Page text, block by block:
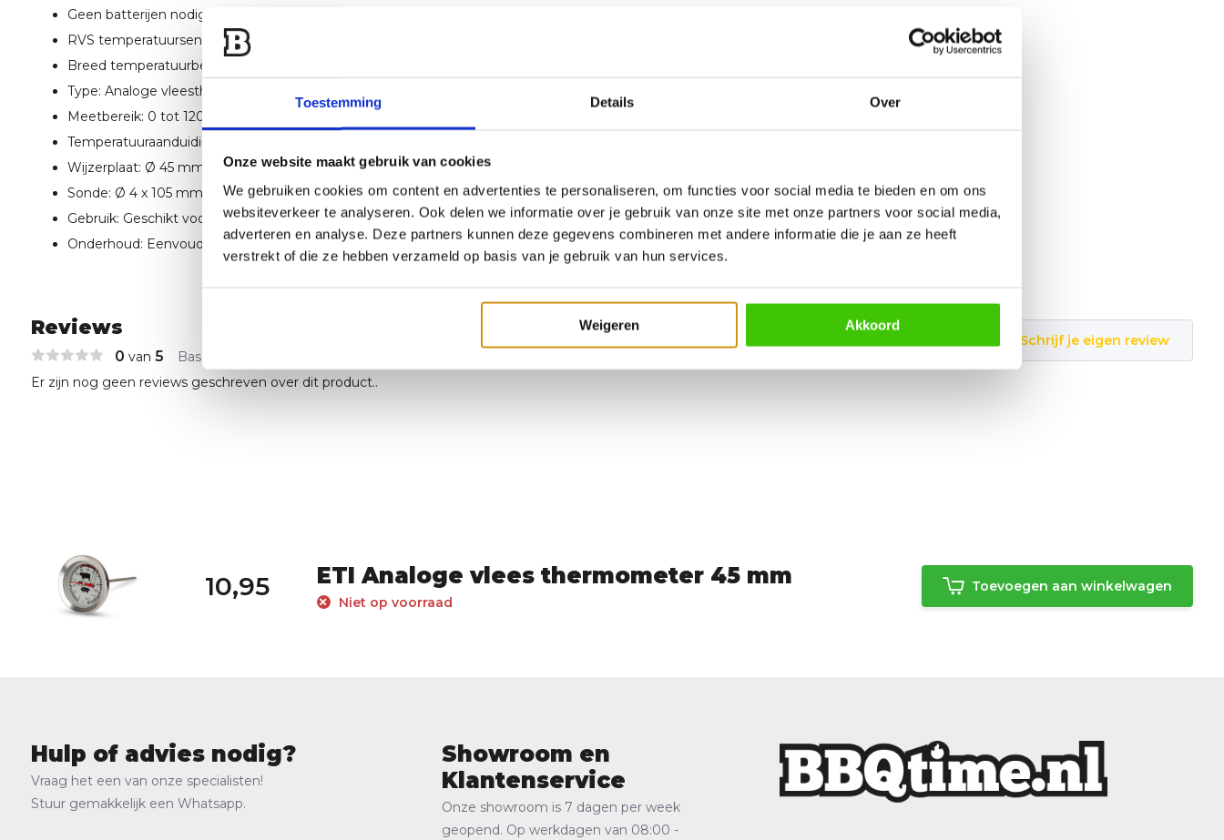
Toestemming Details Over
Onze website maakt gebruik van cookies
We gebruiken cookies om content en advertenties te personaliseren, om functies voor social media te bieden en om ons
websiteverkeer te analyseren. Ook delen we informatie over je gebruik van onze site met onze partners voor social media,
adverteren en analyse. Deze partners kunnen deze gegevens combineren met andere informatie die je aan ze heeft
verstrekt of die ze hebben verzameld op basis van je gebruik van hun services.
Weigeren Akkoord
Geen batterijen nodig – Direct gebruiksklaar, altijd betrouwbaar.
RVS temperatuursensor – Duurzaam, voedselveilig en eenvoudig te reinigen.
Breed temperatuurbereik – Meet temperaturen tussen 0 en 120 °C.
Type: Analoge vleesthermometer
Meetbereik: 0 tot 120 °C
Temperatuuraanduiding: Celsius
Wijzerplaat: Ø 45 mm, goed leesbare schaalverdeling
Sonde: Ø 4 x 105 mm roestvrijstalen sensor
Gebruik: Geschikt voor vlees, gevogelte en braadstukken
Onderhoud: Eenvoudig af te spoelen en schoon te maken
Reviews
0 van 5 Based on 0 reviews
Schrijf je eigen review
Er zijn nog geen reviews geschreven over dit product..
10,95 ETI Analoge vlees thermometer 45 mm
Niet op voorraad
Toevoegen aan winkelwagen
Hulp of advies nodig?
Vraag het een van onze specialisten!
Stuur gemakkelijk een Whatsapp.
Showroom en
Klantenservice
Onze showroom is 7 dagen per week
geopend. Op werkdagen van 08:00 -